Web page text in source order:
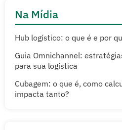
Na Mídia
Hub logístico: o que é e por
Guia Omnichannel:
para sua logística
Cubagem: o que é, como
impacta tanto?